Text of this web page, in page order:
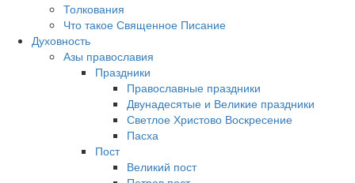
Толкования
Что такое Священное Писание
Духовность
Азы православия
Праздники
Православные праздники
Двунадесятые и Великие праздники
Светлое Христово Воскресение
Пасха
Пост
Великий пост